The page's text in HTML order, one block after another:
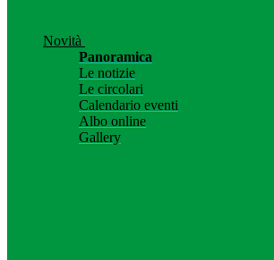
Novità
Panoramica
Le notizie
Le circolari
Calendario eventi
Albo online
Gallery